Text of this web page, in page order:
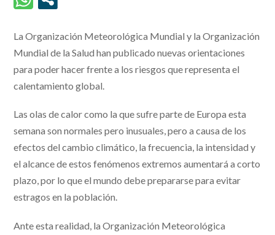
La Organización Meteorológica Mundial y la Organización
Mundial de la Salud han publicado nuevas orientaciones
para poder hacer frente a los riesgos que representa el
calentamiento global.
Las olas de calor como la que sufre parte de Europa esta
semana son normales pero inusuales, pero a causa de los
efectos del cambio climático, la frecuencia, la intensidad y
el alcance de estos fenómenos extremos aumentará a corto
plazo, por lo que el mundo debe prepararse para evitar
estragos en la población.
Ante esta realidad, la Organización Meteorológica